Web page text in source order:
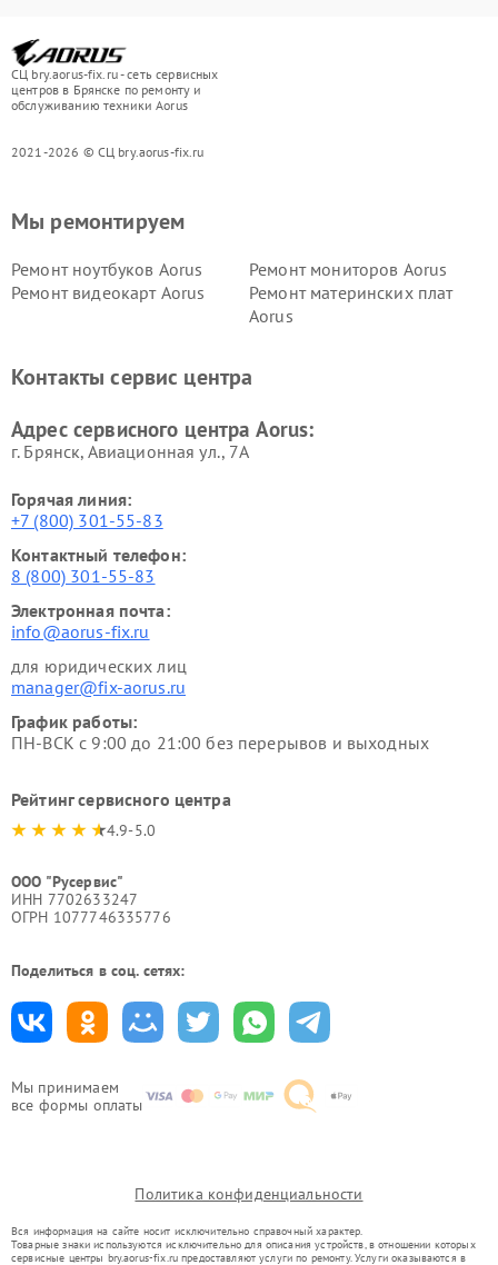
СЦ bry.aorus-fix.ru - сеть сервисных
центров в Брянске по ремонту и
обслуживанию техники Aorus
2021-2026 © СЦ bry.aorus-fix.ru
Мы принимаем
все формы оплаты
Мы ремонтируем
Ремонт ноутбуков Aorus
Ремонт мониторов Aorus
Ремонт видеокарт Aorus
Ремонт материнских плат
Aorus
Контакты сервис центра
Адрес сервисного центра Aorus:
г. Брянск, Авиационная ул., 7А
Горячая линия:
+7 (800) 301-55-83
Контактный телефон:
8 (800) 301-55-83
Электронная почта:
info@aorus-fix.ru
для юридических лиц
manager@fix-aorus.ru
График работы:
ПН-ВСК с 9:00 до 21:00 без перерывов и выходных
Рейтинг сервисного центра
4.9-5.0
ООО "Русервис"
ИНН 7702633247
ОГРН 1077746335776
Поделиться в соц. сетях:
Политика конфиденциальности
Вся информация на сайте носит исключительно справочный характер.
Товарные знаки используются исключительно для описания устройств, в отношении которых
сервисные центры bry.aorus-fix.ru предоставляют услуги по ремонту. Услуги оказываются в